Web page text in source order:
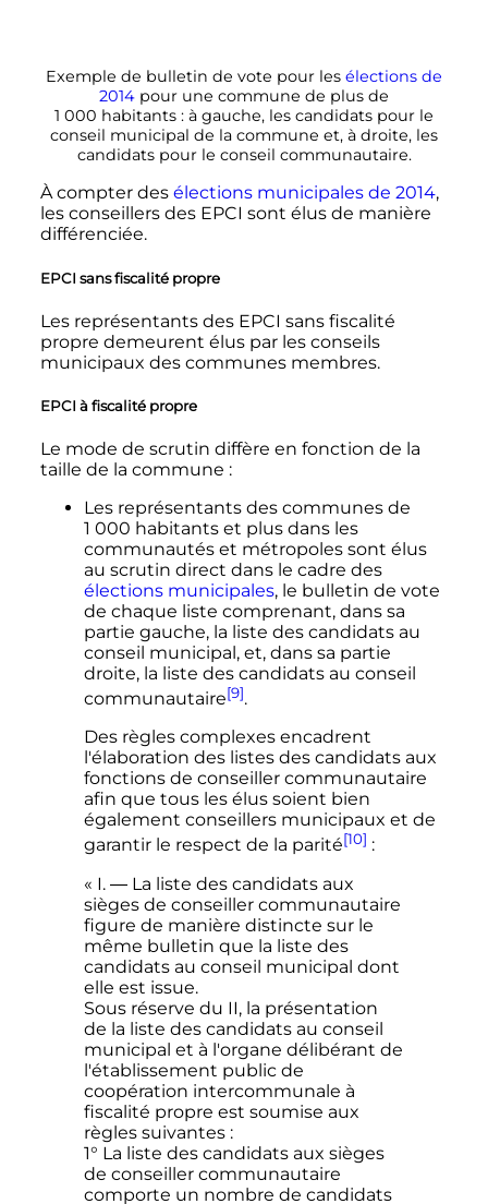
Exemple de bulletin de vote pour les élections de
2014 pour une commune de plus de
1 000 habitants : à gauche, les candidats pour le
conseil municipal de la commune et, à droite, les
candidats pour le conseil communautaire.
À compter des élections municipales de 2014,
les conseillers des EPCI sont élus de manière
différenciée.
EPCI sans fiscalité propre
Les représentants des EPCI sans fiscalité
propre demeurent élus par les conseils
municipaux des communes membres.
EPCI à fiscalité propre
Le mode de scrutin diffère en fonction de la
taille de la commune :
Les représentants des communes de
1 000 habitantset plus dans les
communautés et métropoles sont élus
au scrutin direct dans le cadre des
élections municipales, le bulletin de vote
de chaque liste comprenant, dans sa
partie gauche, la liste des candidats au
conseil municipal, et, dans sa partie
droite, la liste des candidats au conseil
communautaire[9].
Des règles complexes encadrent
l'élaboration des listes des candidats aux
fonctions de conseiller communautaire
afin que tous les élus soient bien
également conseillers municipaux et de
garantir le respect de la parité[10] :
« I. ― La liste des candidats aux
sièges de conseiller communautaire
figure de manière distincte sur le
même bulletin que la liste des
candidats au conseil municipal dont
elle est issue.
Sous réserve du II, la présentation
de la liste des candidats au conseil
municipal et à l'organe délibérant de
l'établissement public de
coopération intercommunale à
fiscalité propre est soumise aux
règles suivantes :
1° La liste des candidats aux sièges
de conseiller communautaire
comporte un nombre de candidats